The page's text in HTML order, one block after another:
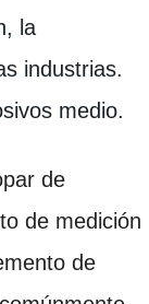
la
industrias.
medio.
de
de medición
de